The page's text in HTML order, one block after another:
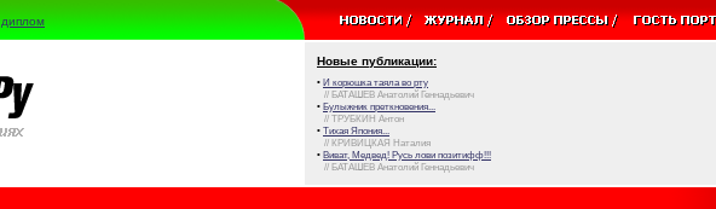
Новые публикации:
• И корюшка таяла во рту
// БАТАШЕВ Анатолий Геннадьевич
• Булыжник преткновения...
// ТРУБКИН Антон
• Тихая Япония...
// КРИВИЦКАЯ Наталия
• Виват, Медвед! Русь лови позитифф!!!
// БАТАШЕВ Анатолий Геннадьевич